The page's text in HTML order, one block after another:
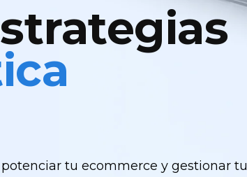
tu ecommerce y gestionar tu